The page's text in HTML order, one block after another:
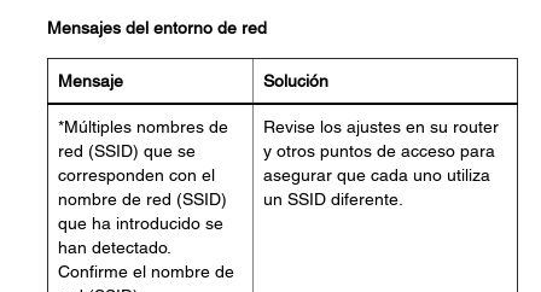
Mensajes del entorno de red
Mensaje Solución
*Múltiples nombres de
red (SSID) que se
corresponden con el
nombre de red (SSID)
que ha introducido se
han detectado.
Confirme el nombre de
Revise los ajustes en su router
y otros puntos de acceso para
asegurar que cada uno utiliza
un SSID diferente.